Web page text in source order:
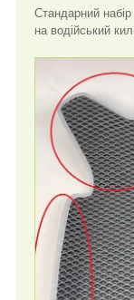
Стандарний
на водійський